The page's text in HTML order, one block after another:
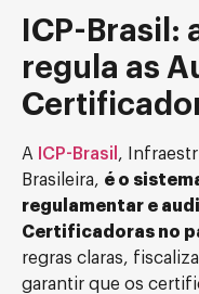
ICP-Brasil:
regula as
A ICP-Brasil ,
Brasileira, é o
regulamentar e
Certificadoras no
regras claras,
garantir que os